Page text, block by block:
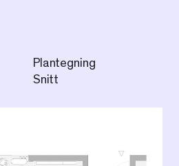
Plantegning
Snitt